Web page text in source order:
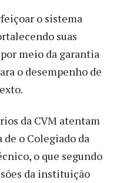
o sistema
suas
meio da garantia
o desempenho de
da CVM atentam
o Colegiado da
o que segundo
da instituição